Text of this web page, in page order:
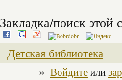
Закладка/поиск этой
Детская библиотека
» Войдитеили